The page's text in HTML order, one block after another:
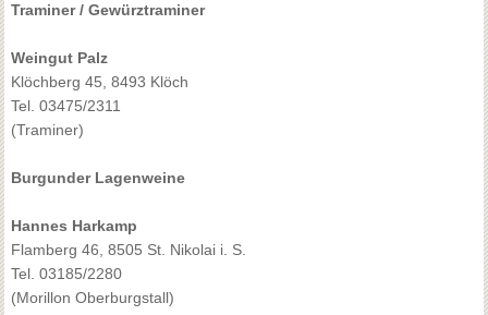
Traminer / Gewürztraminer
Weingut Palz
Klöchberg 45, 8493 Klöch
Tel. 03475/2311
(Traminer)
Burgunder Lagenweine
Hannes Harkamp
Flamberg 46, 8505 St. Nikolai i. S.
Tel. 03185/2280
(Morillon Oberburgstall)